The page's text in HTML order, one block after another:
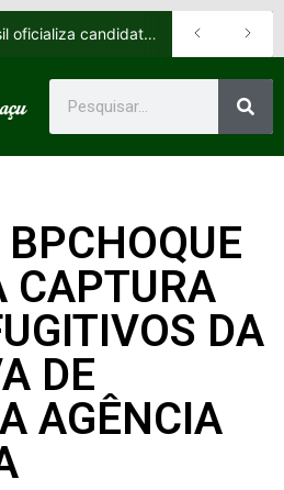
reafirma apoio a Orleans Brandão ao Governo do Maranhão
CAPTURA
DA
DE
AGÊNCIA